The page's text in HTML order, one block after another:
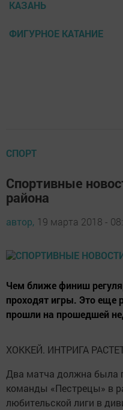
КАЗАНЬ
ФИГУРНОЕ КАТАНИЕ
СПОРТ
Спортивные
района
автор, 19 марта 2018 -
Чем ближе финиш
проходят игры. Это еще
прошли на прошедшей
ХОККЕЙ. ИНТРИГА
Два матча должна была
команды «Пестрецы» в
любительской лиги в